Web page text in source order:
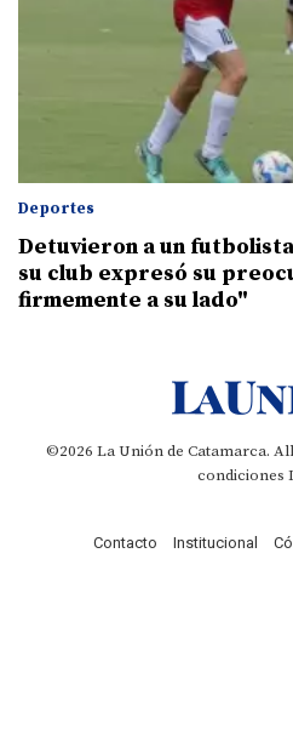
Deportes
Detuvieron a un
su club expresó su
firmemente a su lado"
©2026 La Unión de Catamarca.
condiciones
Contacto Institucional